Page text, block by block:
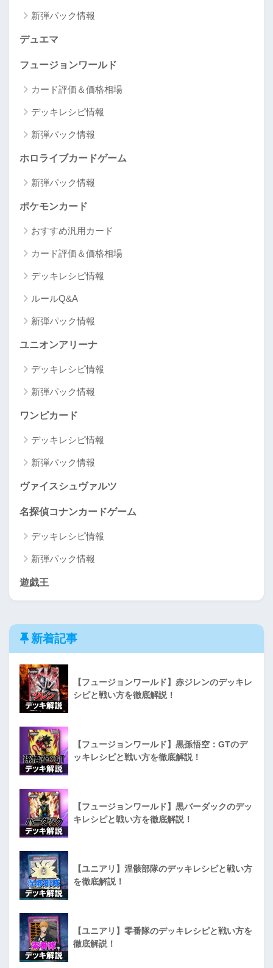
新弾パック情報
デュエマ
フュージョンワールド
カード評価＆価格相場
デッキレシピ情報
新弾パック情報
ホロライブカードゲーム
新弾パック情報
ポケモンカード
おすすめ汎用カード
カード評価＆価格相場
デッキレシピ情報
ルールQ&A
新弾パック情報
ユニオンアリーナ
デッキレシピ情報
新弾パック情報
ワンピカード
デッキレシピ情報
新弾パック情報
ヴァイスシュヴァルツ
名探偵コナンカードゲーム
デッキレシピ情報
新弾パック情報
遊戯王
新着記事
【フュージョンワールド】赤ジレンのデッキレ
シピと戦い方を徹底解説！
【フュージョンワールド】黒孫悟空：GTのデ
ッキレシピと戦い方を徹底解説！
【フュージョンワールド】黒バーダックのデッ
キレシピと戦い方を徹底解説！
【ユニアリ】涅骸部隊のデッキレシピと戦い方
を徹底解説！
【ユニアリ】零番隊のデッキレシピと戦い方を
徹底解説！